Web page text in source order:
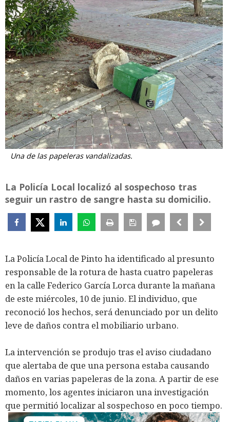
Una de las papeleras vandalizadas.
La Policía Local localizó al sospechoso tras
seguir un rastro de sangre hasta su domicilio.
La Policía Local de Pinto ha identificado al presunto
responsable de la rotura de hasta cuatro papeleras
en la calle Federico García Lorca durante la mañana
de este miércoles, 10 de junio. El individuo, que
reconoció los hechos, será denunciado por un delito
leve de daños contra el mobiliario urbano.
La intervención se produjo tras el aviso ciudadano
que alertaba de que una persona estaba causando
daños en varias papeleras de la zona. A partir de ese
momento, los agentes iniciaron una investigación
que permitió localizar al sospechoso en poco tiempo.